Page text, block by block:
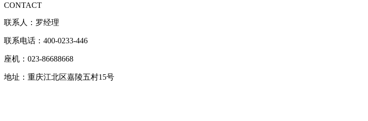
CONTACT
联系人：罗经理
联系电话：400-0233-446
座机：023-86688668
地址：重庆江北区嘉陵五村15号